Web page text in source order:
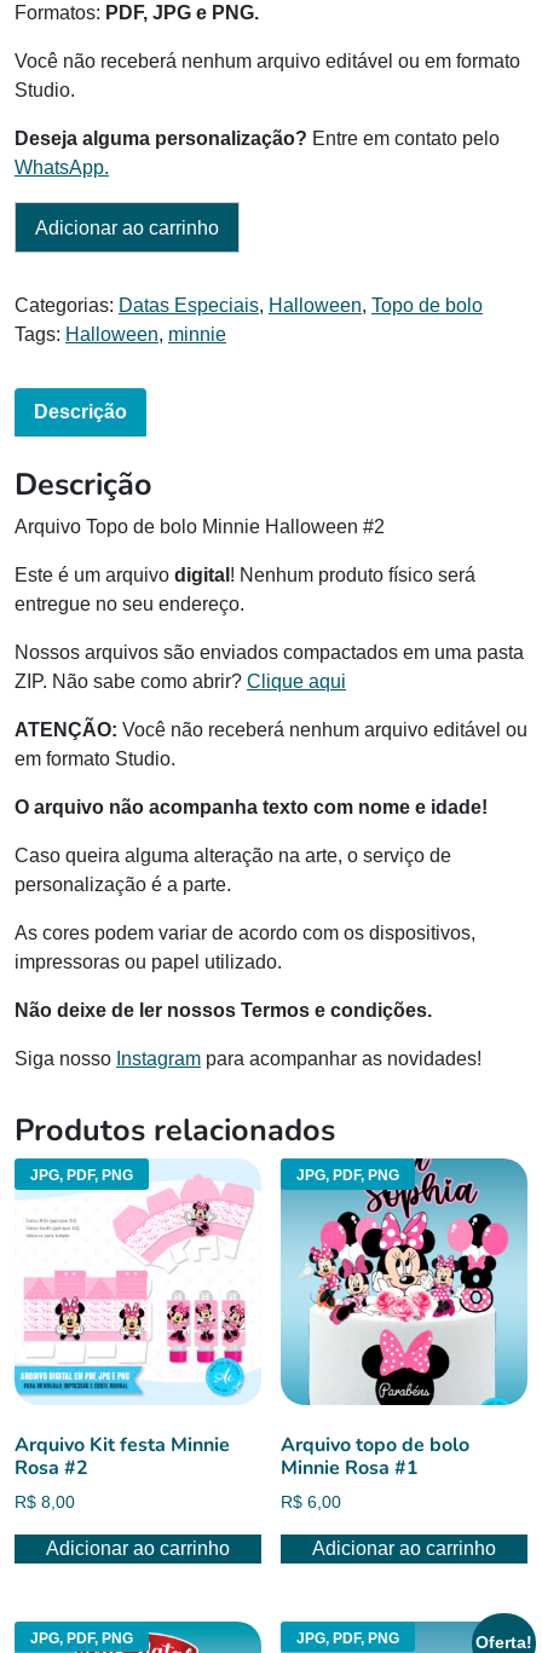
Formatos: PDF, JPG e PNG.
Você não receberá nenhum arquivo editável ou em formato
Studio.
Deseja alguma personalização? Entre em contato pelo
WhatsApp.
Adicionar ao carrinho
Categorias: Datas Especiais, Halloween, Topo de bolo
Tags: Halloween, minnie
Descrição
Descrição
Arquivo Topo de bolo Minnie Halloween #2
Este é um arquivo digital ! Nenhum produto físico será
entregue no seu endereço.
Nossos arquivos são enviados compactados em uma pasta
ZIP. Não sabe como abrir? Clique aqui
ATENÇÃO: Você não receberá nenhum arquivo editável ou
em formato Studio.
O arquivo não acompanha texto com nome e idade!
Caso queira alguma alteração na arte, o serviço de
personalização é a parte.
As cores podem variar de acordo com os dispositivos,
impressoras ou papel utilizado.
Não deixe de ler nossos Termos e condições.
Siga nosso Instagram para acompanhar as novidades!
Produtos relacionados
JPG, PDF, PNG
Arquivo Kit festa Minnie
Rosa #2
R$ 8,00
Adicionar ao carrinho
JPG, PDF, PNG
Arquivo topo de bolo
Minnie Rosa #1
R$ 6,00
Adicionar ao carrinho
JPG, PDF, PNG JPG, PDF, PNG Oferta!